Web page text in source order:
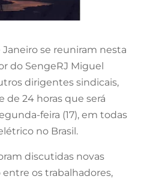
se reuniram nesta
do SengeRJ Miguel
dirigentes sindicais,
de 24 horas que será
feira (17), em todas
no Brasil.
discutidas novas
os trabalhadores,